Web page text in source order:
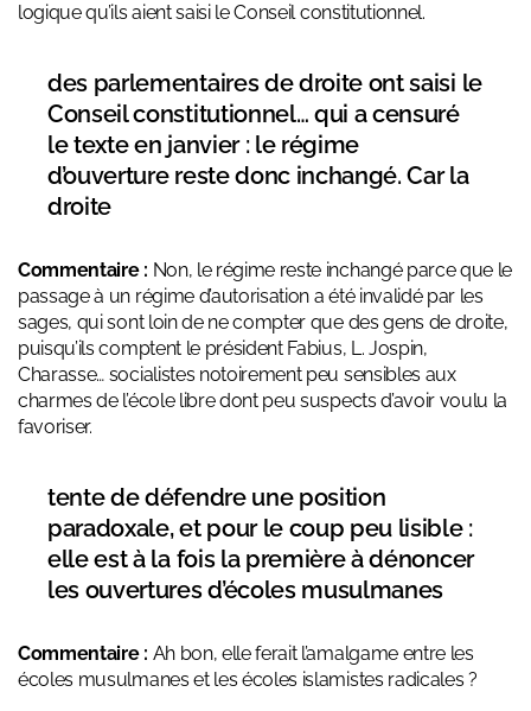
logique qu’ils aient saisi le Conseil constitutionnel.
des parlementaires de droite ont saisi le
Conseil constitutionnel… qui a censuré
le texte en janvier : le régime
d’ouverture reste donc inchangé. Car la
droite
Commentaire : Non, le régime reste inchangé parce que le
passage à un régime d’autorisation a été invalidé par les
sages, qui sont loin de ne compter que des gens de droite,
puisqu’ils comptent le président Fabius, L. Jospin,
Charasse… socialistes notoirement peu sensibles aux
charmes de l’école libre dont peu suspects d’avoir voulu la
favoriser.
tente de défendre une position
paradoxale, et pour le coup peu lisible :
elle est à la fois la première à dénoncer
les ouvertures d’écoles musulmanes
Commentaire : Ah bon, elle ferait l’amalgame entre les
écoles musulmanes et les écoles islamistes radicales ?